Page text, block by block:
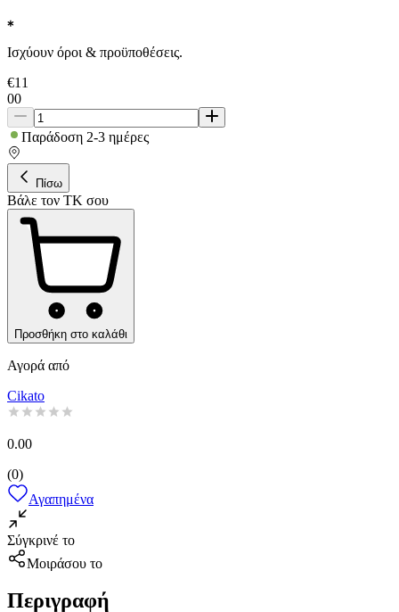
Ισχύουν όροι & προϋποθέσεις.
€11
00
Παράδοση 2-3 ημέρες
Πίσω
Βάλε τον ΤΚ σου
Προσθήκη στο καλάθι
Αγορά από
Cikato
0.00
(0)
Αγαπημένα
Σύγκρινέ το
Μοιράσου το
Περιγραφή